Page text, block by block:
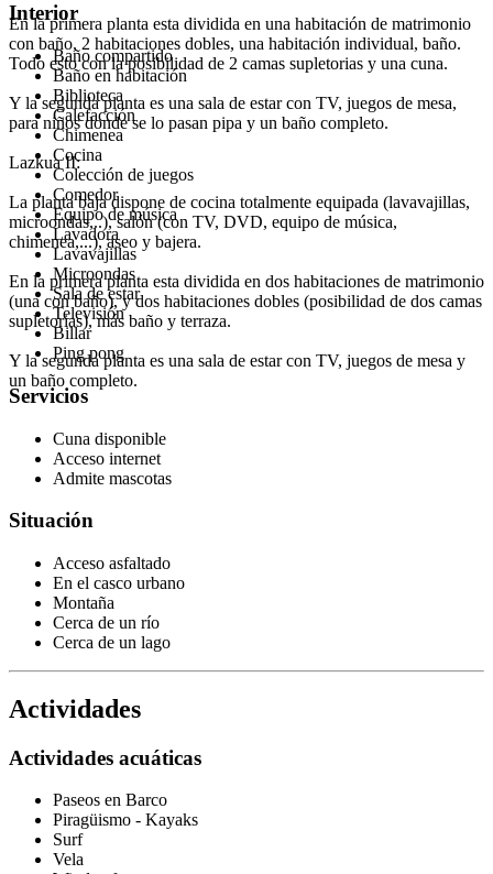
En la primera planta esta dividida en una habitación de matrimonio
con baño, 2 habitaciones dobles, una habitación individual, baño.
Todo esto con la posibilidad de 2 camas supletorias y una cuna.
Y la segunda planta es una sala de estar con TV, juegos de mesa,
para niños donde se lo pasan pipa y un baño completo.
Lazkua II:
La planta baja dispone de cocina totalmente equipada (lavavajillas,
microondas,..), salón (con TV, DVD, equipo de música,
chimenea,...), aseo y bajera.
En la primera planta esta dividida en dos habitaciones de matrimonio
(una con baño), y dos habitaciones dobles (posibilidad de dos camas
supletorias), más baño y terraza.
Y la segunda planta es una sala de estar con TV, juegos de mesa y
un baño completo.
Interior
Baño compartido
Baño en habitación
Biblioteca
Calefacción
Chimenea
Cocina
Colección de juegos
Comedor
Equipo de música
Lavadora
Lavavajillas
Microondas
Sala de estar
Televisión
Billar
Ping pong
Servicios
Cuna disponible
Acceso internet
Admite mascotas
Situación
Acceso asfaltado
En el casco urbano
Montaña
Cerca de un río
Cerca de un lago
Actividades
Actividades acuáticas
Paseos en Barco
Piragüismo - Kayaks
Surf
Vela